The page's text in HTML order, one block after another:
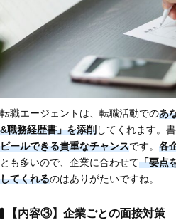
転職エージェントは、転職活動でのあ
&職務経歴書」を添削 してくれます。
ピールできる貴重なチャンスです。 各
とも多いので、企業に合わせて「要点
してくれるのはありがたいですね。
【内容③】企業ごとの面接対策